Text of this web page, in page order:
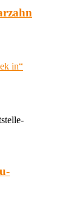
in“